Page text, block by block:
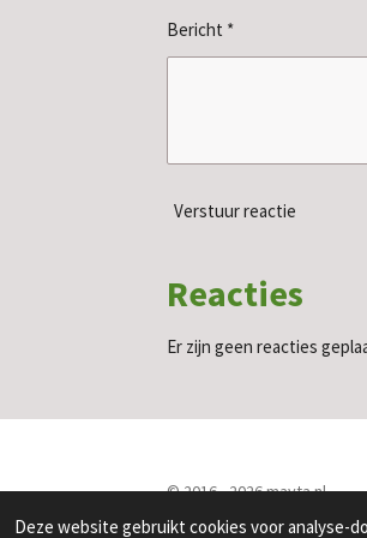
Deze website gebruikt cookies voor analyse-
Bericht *
Verstuur reactie
Reacties
Er zijn geen reacties
© 2016 - 2026 mayta.nl